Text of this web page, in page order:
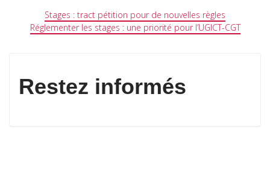
Stages : tract pétition pour de nouvelles règles
Réglementer les stages : une priorité pour l’UGICT-CGT
Restez informés